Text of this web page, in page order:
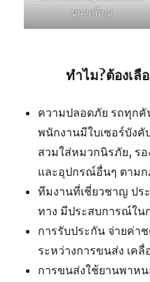
ขนาดใหญ่
ทำไม?ต้องเลื
ความปลอดภัย รถทุกคั
พนักงานมีใบเซอร์บัง
สวมใส่หมวกนิรภัย, รอ
และอุปกรณ์อื่นๆ ตามก
ทีมงานที่เชี่ยวชาญ ป
ทาง มีประสบการณ์ใน
การรับประกัน จ่ายค่า
ระหว่างการขนส่ง เค
การขนส่งใช้ยานพาห